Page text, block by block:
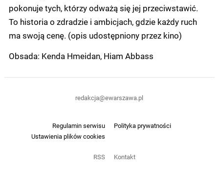
pokonuje tych, którzy odważą się jej przeciwstawić.
To historia o zdradzie i ambicjach, gdzie każdy ruch
ma swoją cenę. (opis udostępniony przez kino)
Obsada: Kenda Hmeidan, Hiam Abbass
Regulamin serwisu
Polityka prywatności
Ustawienia plików cookies
RSS Kontakt
redakcja@ewarszawa.pl